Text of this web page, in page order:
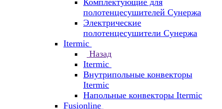
Комплектующие для
полотенцесушителей Сунержа
Электрические
полотенцесушители Сунержа
Itermic
Назад
Itermic
Внутрипольные конвекторы
Itermic
Напольные конвекторы Itermic
Fusionline